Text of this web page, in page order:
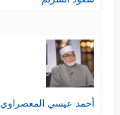
أحمد عيسي المعصراوي